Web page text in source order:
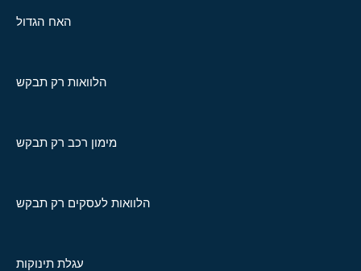
האח הגדול
הלוואות רק תבקש
מימון רכב רק תבקש
הלוואות לעסקים רק תבקש
עגלת תינוקות